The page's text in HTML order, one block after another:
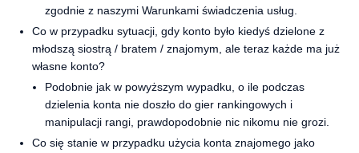
zgodnie z naszymi Warunkami świadczenia usług.
Co w przypadku sytuacji, gdy konto było kiedyś dzielone z
młodszą siostrą / bratem / znajomym, ale teraz każde ma już
własne konto?
Podobnie jak w powyższym wypadku, o ile podczas
dzielenia konta nie doszło do gier rankingowych i
manipulacji rangi, prawdopodobnie nic nikomu nie grozi.
Co się stanie w przypadku użycia konta znajomego jako